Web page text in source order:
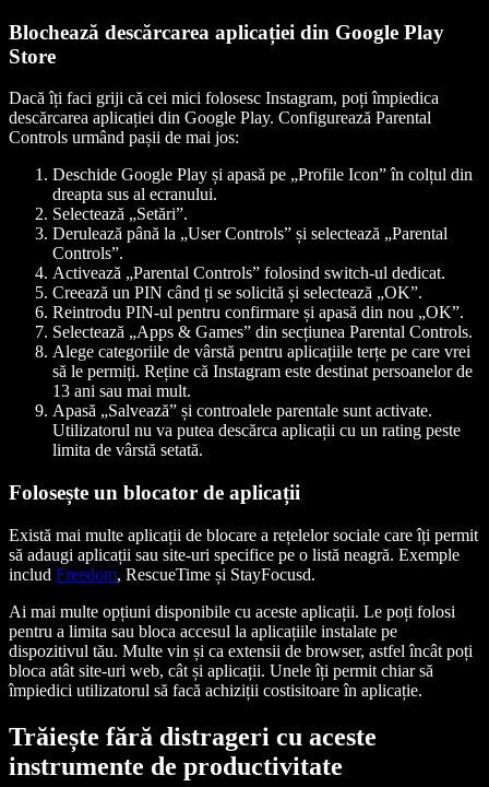
Blochează descărcarea aplicației din Google Play
Store
Dacă îți faci griji că cei mici folosesc Instagram, poți împiedica
descărcarea aplicației din Google Play. Configurează Parental
Controls urmând pașii de mai jos:
Deschide Google Play și apasă pe „Profile Icon” în colțul din
dreapta sus al ecranului.
Selectează „Setări”.
Derulează până la „User Controls” și selectează „Parental
Controls”.
Activează „Parental Controls” folosind switch-ul dedicat.
Creează un PIN când ți se solicită și selectează „OK”.
Reintrodu PIN-ul pentru confirmare și apasă din nou „OK”.
Selectează „Apps & Games” din secțiunea Parental Controls.
Alege categoriile de vârstă pentru aplicațiile terțe pe care vrei
să le permiți. Reține că Instagram este destinat persoanelor de
13 ani sau mai mult.
Apasă „Salvează” și controalele parentale sunt activate.
Utilizatorul nu va putea descărca aplicații cu un rating peste
limita de vârstă setată.
Folosește un blocator de aplicații
Există mai multe aplicații de blocare a rețelelor sociale care îți permit
să adaugi aplicații sau site-uri specifice pe o listă neagră. Exemple
includ Freedom, RescueTime și StayFocusd.
Ai mai multe opțiuni disponibile cu aceste aplicații. Le poți folosi
pentru a limita sau bloca accesul la aplicațiile instalate pe
dispozitivul tău. Multe vin și ca extensii de browser, astfel încât poți
bloca atât site-uri web, cât și aplicații. Unele îți permit chiar să
împiedici utilizatorul să facă achiziții costisitoare în aplicație.
Trăiește fără distrageri cu aceste
instrumente de productivitate